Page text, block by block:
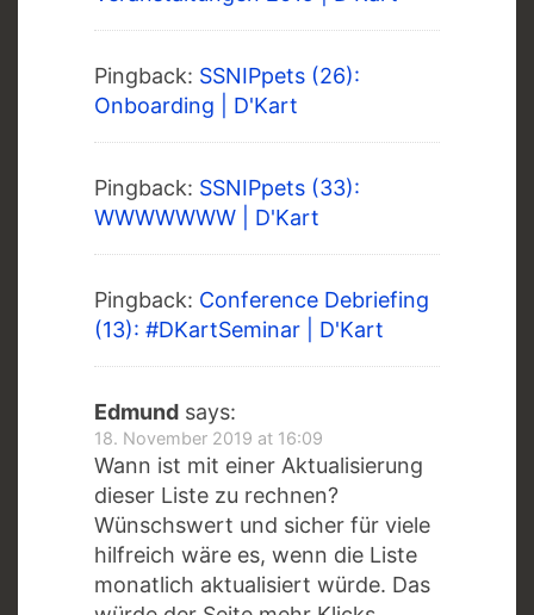
Pingback: SSNIPpets (26):
Onboarding | D'Kart
Pingback: SSNIPpets (33):
WWWWWWW | D'Kart
Pingback: Conference Debriefing
(13): #DKartSeminar | D'Kart
Edmund says:
18. November 2019 at 16:09
Wann ist mit einer Aktualisierung
dieser Liste zu rechnen?
Wünschswert und sicher für viele
hilfreich wäre es, wenn die Liste
monatlich aktualisiert würde. Das